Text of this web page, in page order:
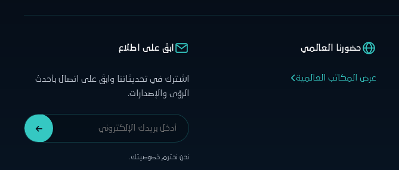
حضورنا العالمي
عرض المكاتب العالمية
ابقَ على اطلاع
اشترك في تحديثاتنا وابقَ على اتصال بأحدث
الرؤى والإصدارات.
نحن نحترم خصوصيتك.